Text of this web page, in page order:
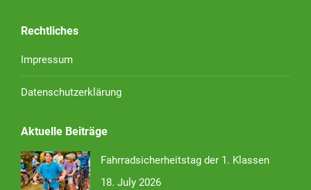
Rechtliches
Impressum
Datenschutzerklärung
Aktuelle Beiträge
Fahrradsicherheitstag der 1. Klassen
18. July 2026